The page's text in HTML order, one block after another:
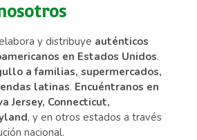
y distribuye auténticos
en Estados Unidos.
a familias, supermercados,
latinas. Encuéntranos en
Jersey, Connecticut,
, y en otros estados a través
nacional.